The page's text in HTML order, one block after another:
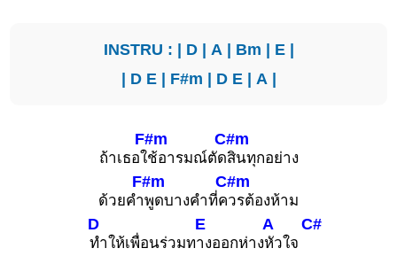
INSTRU : | D| A| Bm | E|
| D E| F#m | D E| A|
ถ้าเธอใ
F#m
ช้อารมณ์ตัด
C#m
สินทุกอย่าง
ด้วยคำ
F#m
พูดบางคำที่ค
C#m
วรต้องห้าม
D
ทำให้เพื่อนร่วมท
E
างออกห่าง
A
หัวใจ
C#